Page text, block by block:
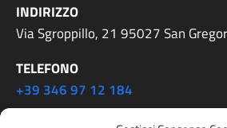
INDIRIZZO
Via Sgroppillo, 21 95027 San
TELEFONO
+39 346 97 12 184